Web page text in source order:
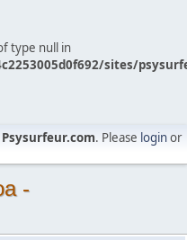
type null in
sites/
Psysurfeur.com. Please loginor
-